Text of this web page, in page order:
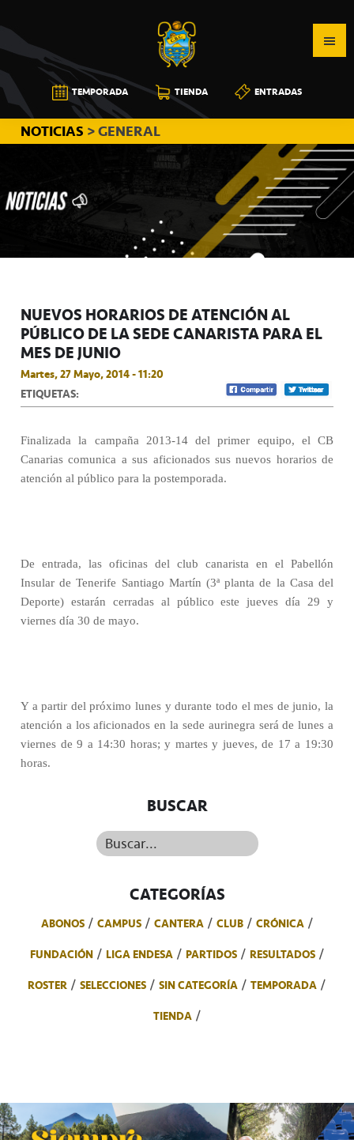
a
la
navegación
principal
al
contenido
principal
a
la
barra
lateral
principal
CB
CANARIAS
TEMPORADA TIENDA ENTRADAS
NOTICIAS > GENERAL
NUEVOS HORARIOS DE ATENCIÓN AL
PÚBLICO DE LA SEDE CANARISTA PARA EL
MES DE JUNIO
Martes, 27 Mayo, 2014 - 11:20
ETIQUETAS:
Finalizada la campaña 2013-14 del primer equipo, el CB
Canarias comunica a sus aficionados sus nuevos horarios de
atención al público para la postemporada.
De entrada, las oficinas del club canarista en el Pabellón
Insular de Tenerife Santiago Martín (3ª planta de la Casa del
Deporte) estarán cerradas al público este jueves día 29 y
viernes día 30 de mayo.
Y a partir del próximo lunes y durante todo el mes de junio, la
atención a los aficionados en la sede aurinegra será de lunes a
viernes de 9 a 14:30 horas; y martes y jueves, de 17 a 19:30
horas.
BUSCAR
Buscar...
CATEGORÍAS
ABONOS CAMPUS CANTERA CLUB
CRÓNICA
FUNDACIÓN
LIGA ENDESA PARTIDOS
RESULTADOS
ROSTER
SELECCIONES SIN CATEGORÍA
TEMPORADA
TIENDA